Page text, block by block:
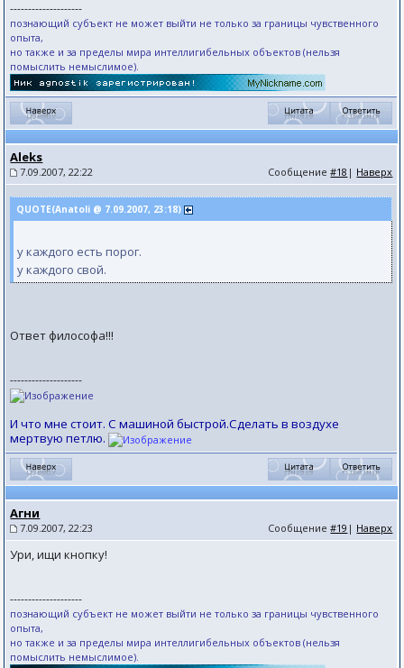
--------------------
познающий субъект не может выйти не только за границы чувственного
опыта,
но также и за пределы мира интеллигибельных объектов (нельзя
помыслить немыслимое).
Aleks
7.09.2007, 22:22 Сообщение#18 | Наверх
QUOTE(Anatoli @ 7.09.2007, 23:18)
у каждого есть порог.
у каждого свой.
Ответ философа!!!
--------------------
И что мне стоит. С машиной быстрой.Сделать в воздухе
мертвую петлю.
Агни
7.09.2007, 22:23 Сообщение#19 | Наверх
Ури, ищи кнопку!
--------------------
познающий субъект не может выйти не только за границы чувственного
опыта,
но также и за пределы мира интеллигибельных объектов (нельзя
помыслить немыслимое).